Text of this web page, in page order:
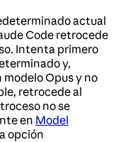
actual
Code retrocede
Intenta primero
y,
Opus y no
retrocede al
no se
en Model
opción